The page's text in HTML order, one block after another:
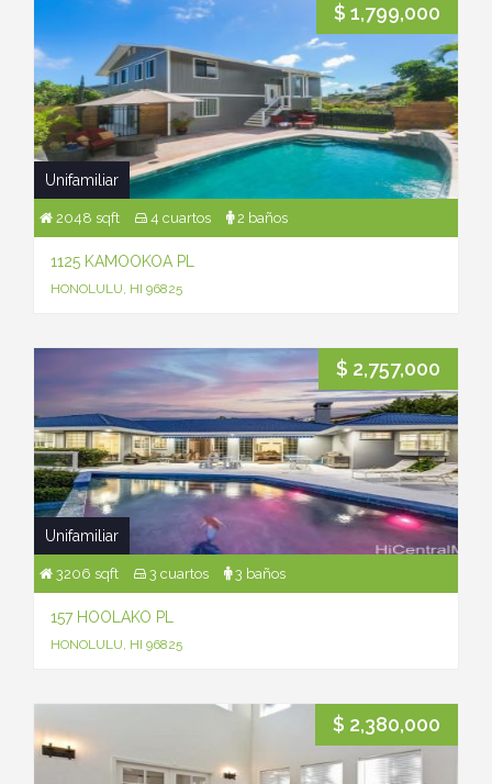
$ 1,799,000
Unifamiliar
2048 sqft 4 cuartos 2 baños
1125 KAMOOKOA PL
HONOLULU, HI 96825
$ 2,757,000
Unifamiliar
3206 sqft 3 cuartos 3 baños
157 HOOLAKO PL
HONOLULU, HI 96825
$ 2,380,000